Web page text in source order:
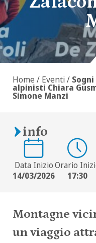
Home / Eventi/
alpinisti Chiara
Simone Manzi
info
Data Inizio
14/03/2026
Orario
17:30
Montagne
un viaggio